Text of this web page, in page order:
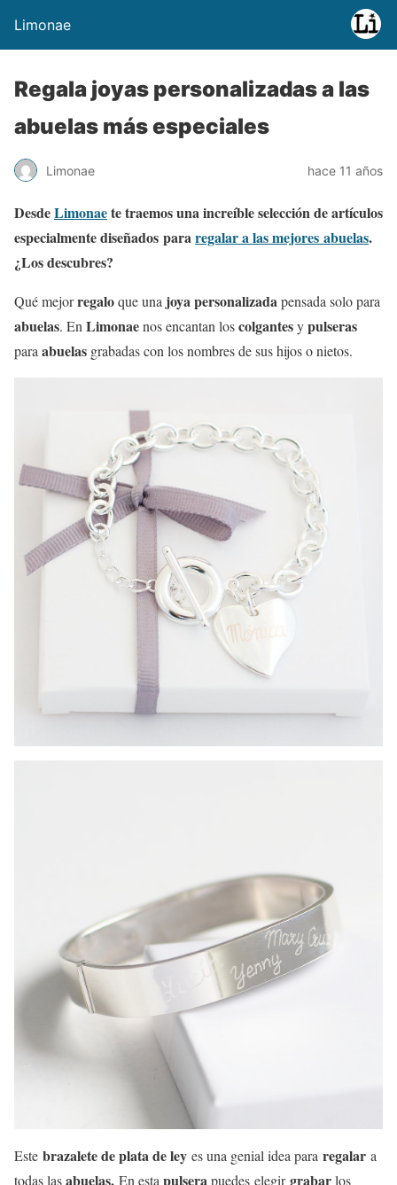
Limonae
Regala joyas personalizadas a las
abuelas más especiales
Limonae hace 11 años
DesdeLimonaete traemos una increíble selección de artículos
especialmente diseñados pararegalar a las mejores abuelas.
¿Los descubres?
Qué mejorregaloque una joya personalizadapensada solo para
abuelas. En Limonaenos encantan loscolgantesypulseras
para abuelas grabadas con los nombres de sus hijos o nietos.
Este brazalete de plata de ley es una genial idea para regalar a
todas lasabuelas. En esta pulserapuedes elegirgrabarlos